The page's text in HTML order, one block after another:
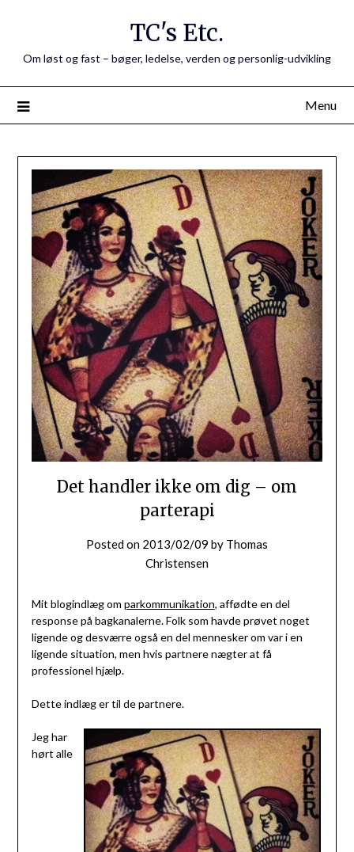
TC's Etc.
Om løst og fast – bøger, ledelse, verden og personlig-udvikling
Menu
Det handler ikke om dig – om
parterapi
Posted on 2013/02/09 by Thomas
Christensen
Mit blogindlæg om parkommunikation, affødte en del
response på bagkanalerne. Folk som havde prøvet noget
ligende og desværre også en del mennesker om var i en
ligende situation, men hvis partnere nægter at få
professionel hjælp.
Dette indlæg er til de partnere.
Jeg har
hørt alle